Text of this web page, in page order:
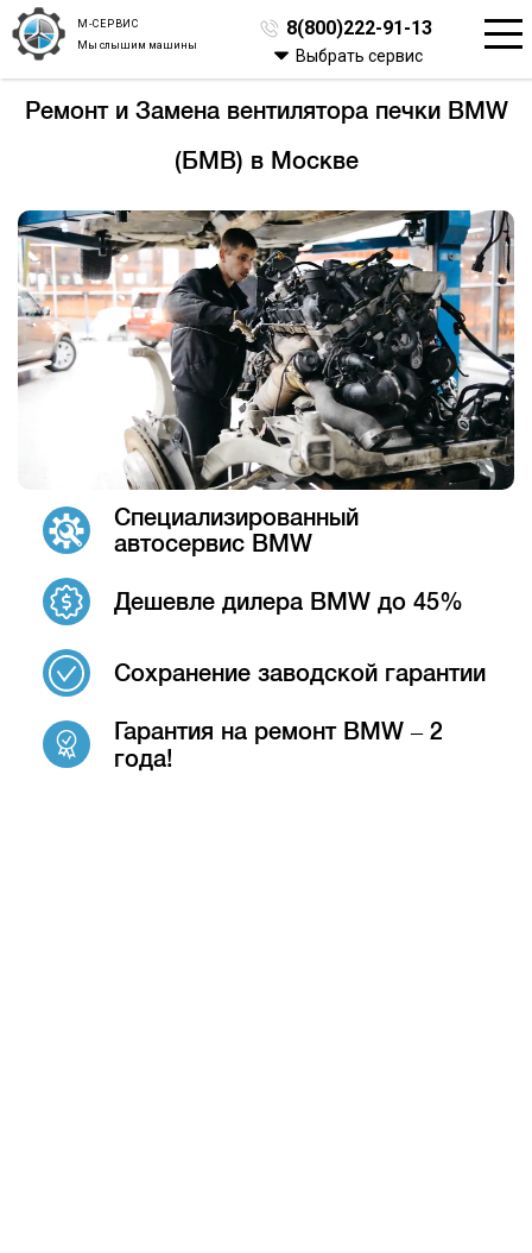
М-СЕРВИС
Мы слышим машины
8(800)222-91-13
Выбрать сервис
Ремонт и Замена вентилятора печки BMW
(БМВ) в Москве
Специализированный
автосервис BMW
Дешевле дилера BMW до 45%
Сохранение заводской гарантии
Гарантия на ремонт BMW – 2
года!